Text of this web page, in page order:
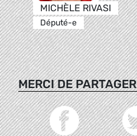
MICHÈLE RIVASI
Député-e
MERCI DE PARTAGER